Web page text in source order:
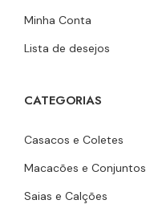
Minha Conta
Lista de desejos
CATEGORIAS
Casacos e Coletes
Macacões e Conjuntos
Saias e Calções